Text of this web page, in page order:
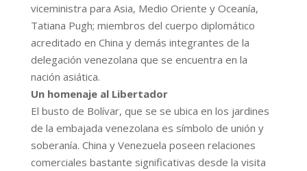
viceministra para Asia, Medio Oriente y Oceanía,
Tatiana Pugh; miembros del cuerpo diplomático
acreditado en China y demás integrantes de la
delegación venezolana que se encuentra en la
nación asiática.
Un homenaje al Libertador
El busto de Bolívar, que se se ubica en los jardines
de la embajada venezolana es símbolo de unión y
soberanía. China y Venezuela poseen relaciones
comerciales bastante significativas desde la visita